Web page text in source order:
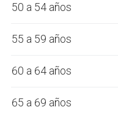
50 a 54 años
55 a 59 años
60 a 64 años
65 a 69 años